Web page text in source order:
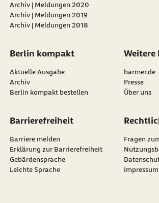
Archiv | Meldungen 2020
Archiv | Meldungen 2019
Archiv | Meldungen 2018
Berlin kompakt
Aktuelle Ausgabe
Archiv
Berlin kompakt bestellen
Weitere
barmer.de
Presse
Über uns
Barrierefreiheit
Barriere melden
Erklärung zur Barrierefreiheit
Gebärdensprache
Leichte Sprache
Fragen
Impressum